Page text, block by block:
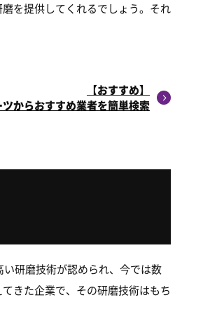
を提供してくれるでしょう。それ
【おすすめ】
からおすすめ業者を簡単検索
研磨技術が認められ、今では数
きた企業で、その研磨技術はもち